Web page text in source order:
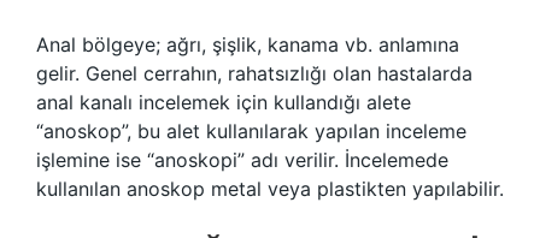
Anal bölgeye; ağrı, şişlik, kanama vb. anlamına
gelir. Genel cerrahın, rahatsızlığı olan hastalarda
anal kanalı incelemek için kullandığı alete
“anoskop”, bu alet kullanılarak yapılan inceleme
işlemine ise “anoskopi” adı verilir. İncelemede
kullanılan anoskop metal veya plastikten yapılabilir.